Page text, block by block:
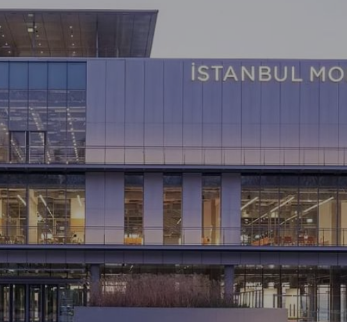
الرقم
التسلسلي
للخصم
رمز
الشركة
حاضر
المجموعة